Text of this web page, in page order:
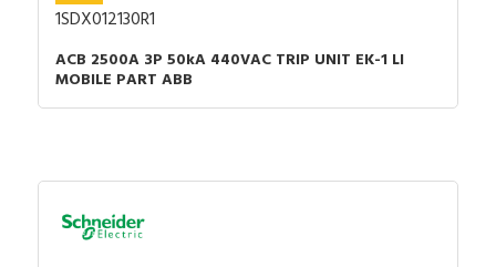
1SDX012130R1
ACB 2500A 3P 50kA 440VAC TRIP UNIT EK-1 LI
MOBILE PART ABB